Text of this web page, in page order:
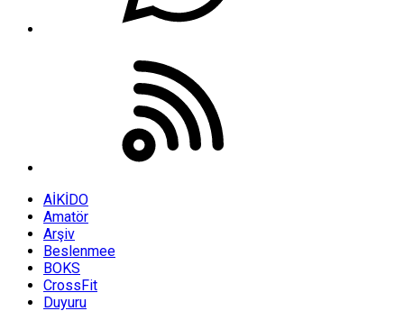
AİKİDO
Amatör
Arşiv
Beslenmee
BOKS
CrossFit
Duyuru